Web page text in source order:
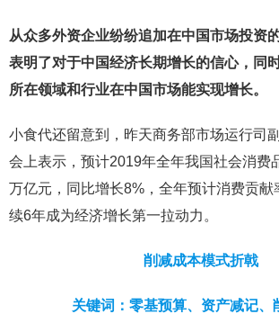
从众多外资企业纷纷追加在中国市场投资
表明了对于中国经济长期增长的信心，同
所在领域和行业在中国市场能实现增长。
小食代还留意到，昨天商务部市场运行司
会上表示，预计2019年全年我国社会消费
万亿元，同比增长8%，全年预计消费贡献
续6年成为经济增长第一拉动力。
削减成本模式折戟
关键词：零基预算、资产减记、